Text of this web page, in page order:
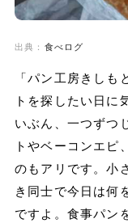
出典： 食べログ
「パン工房きし
トを探したい日に
いぶん、一つずつ
トやベーコンエピ
のもアリです。小
き同士で今日は何
ですよ。食事パン